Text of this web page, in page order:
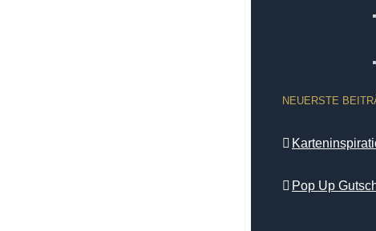
NEUERSTE
Pop Up